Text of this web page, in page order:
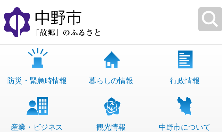
本
文
へ
移
防災・緊急時情報 暮らしの情報 行政情報
産業・ビジネス 観光情報 中野市について